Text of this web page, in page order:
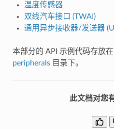
温度传感器
双线汽车接口 (TWAI)
通用异步接收器/发送器
本部分的 API 示例代码存放
peripherals目录下。
此文档对您